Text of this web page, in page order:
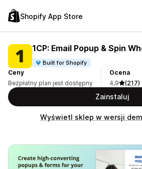
Shopify App Store
1CP: Email Popup & Spin
Built for Shopify
Ceny
Bezpłatny plan jest dostępny
Ocena
4,9
(217)
Zainstaluj
Wyświetl sklep w wersji